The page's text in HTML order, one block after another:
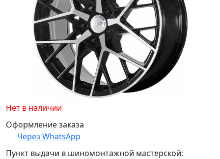
Нет в наличии
Оформление заказа
Через WhatsApp
Пункт выдачи в шиномонтажной мастерской: